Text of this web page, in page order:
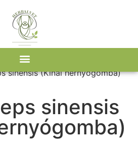
a gombát tartalmazza
sinensis (Kínai hernyógomba)
sinensis